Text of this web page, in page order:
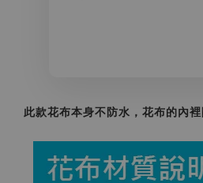
此款花布本身不防水，花布的內